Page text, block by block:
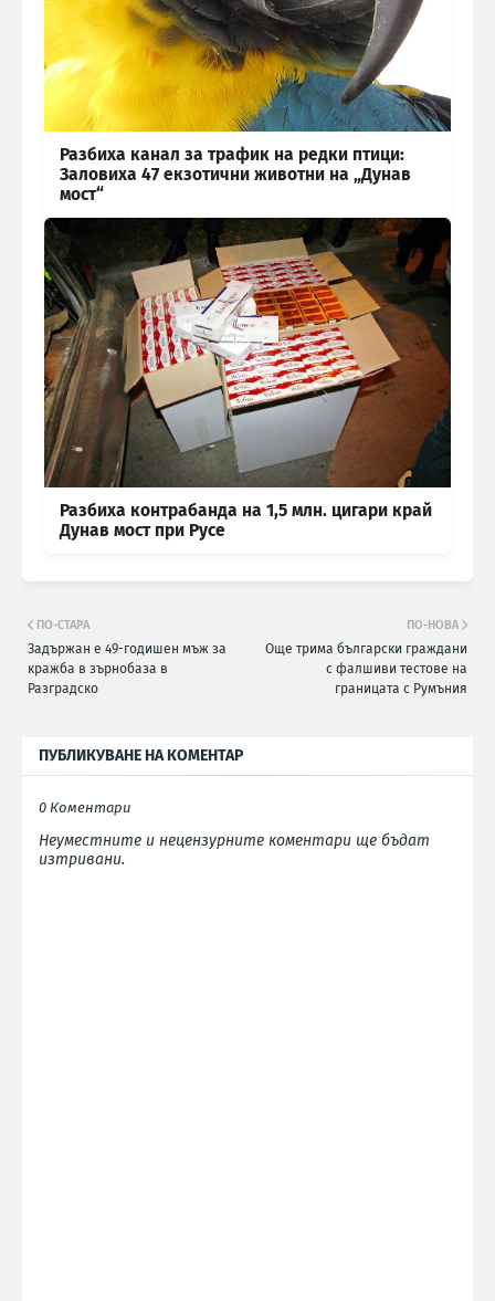
Разбиха канал за трафик на редки птици:
Заловиха 47 екзотични животни на „Дунав
мост“
Разбиха контрабанда на 1,5 млн. цигари край
Дунав мост при Русе
ПО-НОВА
Още трима български граждани
с фалшиви тестове на
границата с Румъния
ПО-СТАРА
Задържан е 49-годишен мъж за
кражба в зърнобаза в
Разградско
ПУБЛИКУВАНЕ НА КОМЕНТАР
0 Коментари
Неуместните и нецензурните коментари ще бъдат
изтривани.